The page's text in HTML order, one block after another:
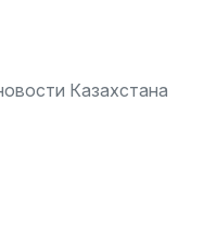
Казахстана